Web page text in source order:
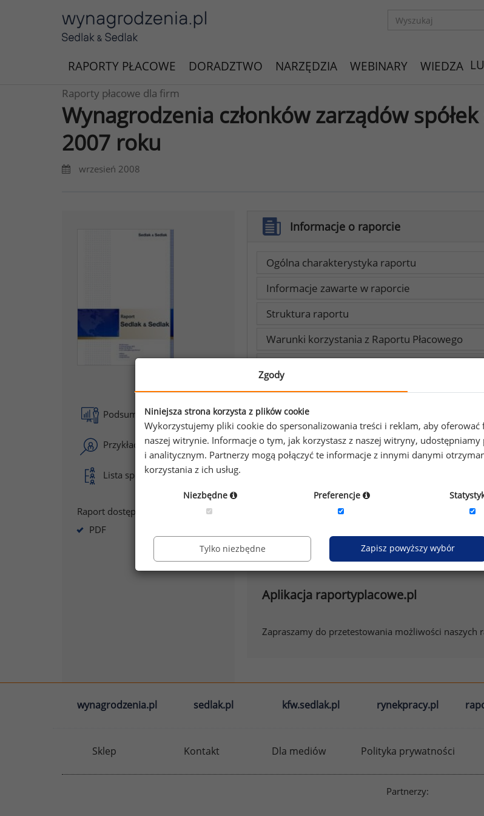
RAPORTY PŁACOWE DORADZTWO NARZĘDZIA WEBINARY WIEDZA
Raporty płacowe dla firm
Wynagrodzenia członków zarządów
2007 roku
wrzesień 2008
Podsumowanie raportu
Przykładowe analizy
Lista spółek
Raport dostępny jako:
PDF
Informacje o raporcie
Ogólna charakterystyka raportu
Informacje zawarte w raporcie
Struktura raportu
Warunki korzystania z Raportu Płacowego
Informacja dot. przetwarzania danych z
Opcje zakupu
Dział analiz wynagrodzeń odpowie na Twoje pytania
dostępu do
strefy premium.
Aplikacja raportyplacowe.pl
Zapraszamy do przetestowania możliwości naszych
wynagrodzenia.pl sedlak.pl kfw.sedlak.pl rynekpracy.pl
Sklep Kontakt Dla mediów Polityka prywatności
Partnerzy:
Zgody
Niniejsza strona korzysta z plików cookie
Wykorzystujemy pliki cookie do spersonalizowania treści i reklam, aby oferować
naszej witrynie. Informacje o tym, jak korzystasz z naszej witryny,
i analitycznym. Partnerzy mogą połączyć te informacje z innymi danymi
korzystania z ich usług.
Niezbędne Preferencje
Tylko niezbędne Zapisz powyższy wybór